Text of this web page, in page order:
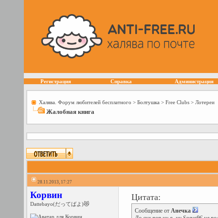
Регистрация Справка Администрация
Халява. Форум любителей бесплатного > Болтушка > Free Сlubs > Лотереи
Жалобная книга
28.11.2013, 17:27
Корвин
Dattebayo(だってばよ)😻
Цитата:
Сообщение от Aнечка